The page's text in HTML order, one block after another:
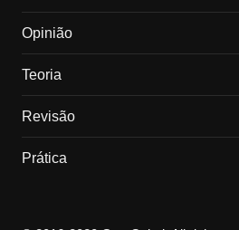
Opinião
Teoria
Revisão
Prática